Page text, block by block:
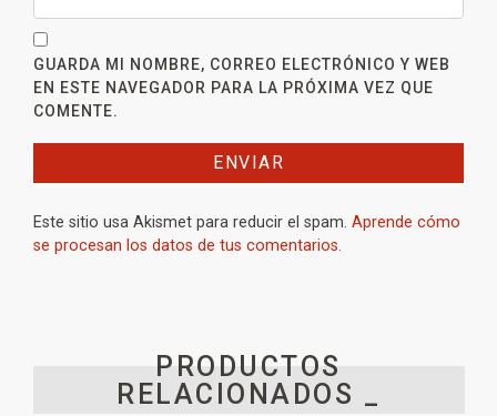
GUARDA MI NOMBRE, CORREO ELECTRÓNICO Y WEB
EN ESTE NAVEGADOR PARA LA PRÓXIMA VEZ QUE
COMENTE.
Este sitio usa Akismet para reducir el spam. Aprende cómo
se procesan los datos de tus comentarios.
PRODUCTOS
RELACIONADOS _